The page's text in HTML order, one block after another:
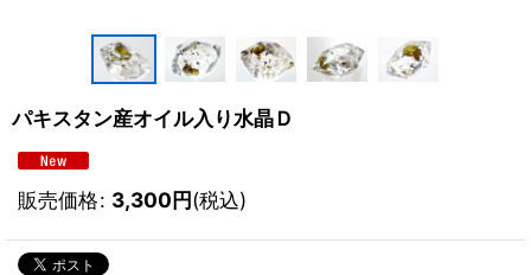
パキスタン産オイル入り水晶Ｄ
販売価格: 3,300円(税込)